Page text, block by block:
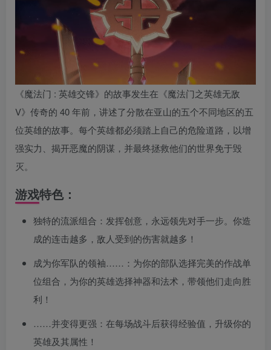
《魔法门 : 英雄交锋》的故事发生在《魔法门之英雄无敌
V》传奇的 40 年前，讲述了分散在亚山的五个不同地区的五
位英雄的故事。每个英雄都必须踏上自己的危险道路，以增
强实力、揭开恶魔的阴谋，并最终拯救他们的世界免于毁
灭。
游戏特色：
独特的流派组合：发挥创意，永远领先对手一步。你造
成的连击越多，敌人受到的伤害就越多！
成为你军队的领袖……：为你的部队选择完美的作战单
位组合，为你的英雄选择神器和法术，带领他们走向胜
利！
……并变得更强：在每场战斗后获得经验值，升级你的
英雄及其属性！